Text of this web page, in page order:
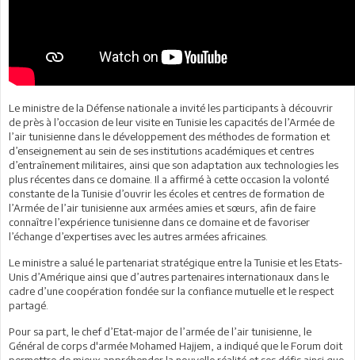
Le ministre de la Défense nationale a invité les participants à découvrir
de près à l’occasion de leur visite en Tunisie les capacités de l’Armée de
l’air tunisienne dans le développement des méthodes de formation et
d’enseignement au sein de ses institutions académiques et centres
d’entraînement militaires, ainsi que son adaptation aux technologies les
plus récentes dans ce domaine. Il a affirmé à cette occasion la volonté
constante de la Tunisie d’ouvrir les écoles et centres de formation de
l’Armée de l’air tunisienne aux armées amies et sœurs, afin de faire
connaître l’expérience tunisienne dans ce domaine et de favoriser
l’échange d’expertises avec les autres armées africaines.
Le ministre a salué le partenariat stratégique entre la Tunisie et les Etats-
Unis d’Amérique ainsi que d’autres partenaires internationaux dans le
cadre d’une coopération fondée sur la confiance mutuelle et le respect
partagé.
Pour sa part, le chef d’Etat-major de l’armée de l’air tunisienne, le
Général de corps d'armée Mohamed Hajjem, a indiqué que le Forum doit